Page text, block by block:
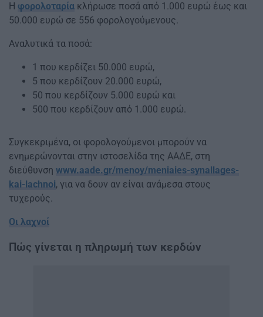
Η φορολοταρία κλήρωσε ποσά από 1.000 ευρώ έως και
50.000 ευρώ σε 556 φορολογούμενους.
Αναλυτικά τα ποσά:
1 που κερδίζει 50.000 ευρώ,
5 που κερδίζουν 20.000 ευρώ,
50 που κερδίζουν 5.000 ευρώ και
500 που κερδίζουν από 1.000 ευρώ.
Συγκεκριμένα, οι φορολογούμενοι μπορούν να
ενημερώνονται στην ιστοσελίδα της ΑΑΔΕ, στη
διεύθυνση www.aade.gr/menoy/meniaies-synallages-
kai-lachnoi, για να δουν αν είναι ανάμεσα στους
τυχερούς.
Οι λαχνοί
Πώς γίνεται η πληρωμή των κερδών